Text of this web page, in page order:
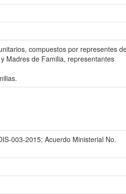
compuestos por representes
Madres de Familia, representantes
003-2015; Acuerdo Ministerial No.